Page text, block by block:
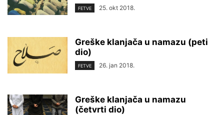
FETVE 25. okt 2018.
Greške klanjača u namazu (peti
dio)
FETVE 26. jan 2018.
Greške klanjača u namazu
(četvrti dio)